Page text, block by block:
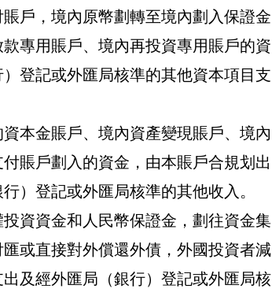
戶，境內原幣劃轉至境內劃入保證金
專用賬戶、境內再投資專用賬戶的資
登記或外匯局核準的其他資本項目支
本金賬戶、境內資產變現賬戶、境內
賬戶劃入的資金，由本賬戶合規划出
）登記或外匯局核準的其他收入。
資資金和人民幣保證金，劃往資金集
或直接對外償還外債，外國投資者減
及經外匯局（銀行）登記或外匯局核